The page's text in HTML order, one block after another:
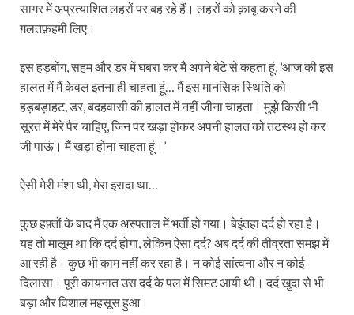
सागर में अप्रत्याशित लहरों पर बह रहे हैं। लहरों को क़ाबू करने की
ग़लतफ़हमी लिए।
इस हड़बोंग, सहम और डर में घबरा कर मैं अपने बेटे से कहता हूं, ’आज की इस
हालत में मैं केवल इतना ही चाहता हूं… मैं इस मानसिक स्थिति को
हड़बड़ाहट, डर, बदहवासी की हालत में नहीं जीना चाहता। मुझे किसी भी
सूरत में मेरे पैर चाहिए, जिन पर खड़ा होकर अपनी हालत को तटस्थ हो कर
जी पाऊं। मैं खड़ा होना चाहता हूं।’
ऐसी मेरी मंशा थी, मेरा इरादा था…
कुछ हफ़्तों के बाद मैं एक अस्पताल में भर्ती हो गया। बेइंतहा दर्द हो रहा है।
यह तो मालूम था कि दर्द होगा, लेकिन ऐसा दर्द? अब दर्द की तीव्रता समझ में
आ रही है। कुछ भी काम नहीं कर रहा है। न कोई सांत्वना और न कोई
दिलासा। पूरी कायनात उस दर्द के पल में सिमट आयी थी। दर्द खुदा से भी
बड़ा और विशाल महसूस हुआ।